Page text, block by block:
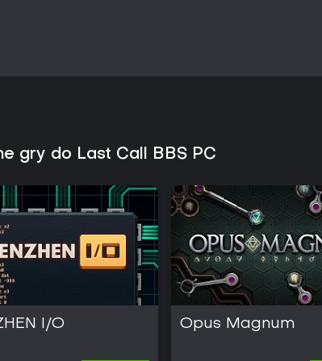
gry do Last Call BBS PC
I/O Opus Magnum